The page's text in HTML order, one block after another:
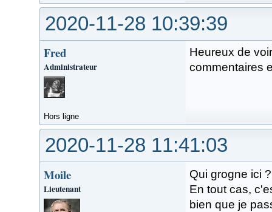
2020-11-28 10:39:39
Fred
Administrateur
Heureux de
commentaires
Hors ligne
2020-11-28 11:41:03
Moile
Lieutenant
Qui grogne ici
En tout cas,
bien que je